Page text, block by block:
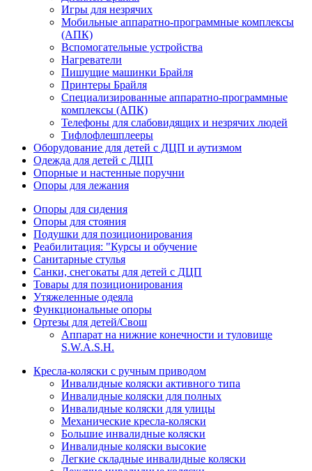
Игры для незрячих
Мобильные аппаратно-программные комплексы
(АПК)
Вспомогательные устройства
Нагреватели
Пишущие машинки Брайля
Принтеры Брайля
Специализированные аппаратно-программные
комплексы (АПК)
Телефоны для слабовидящих и незрячих людей
Тифлофлешплееры
Оборудование для детей с ДЦП и аутизмом
Одежда для детей с ДЦП
Опорные и настенные поручни
Опоры для лежания
Опоры для сидения
Опоры для стояния
Подушки для позиционирования
Реабилитация: "Курсы и обучение
Санитарные стулья
Санки, снегокаты для детей с ДЦП
Товары для позиционирования
Утяжеленные одеяла
Функциональные опоры
Ортезы для детей/Свош
Аппарат на нижние конечности и туловище
S.W.A.S.H.
Кресла-коляски с ручным приводом
Инвалидные коляски активного типа
Инвалидные коляски для полных
Инвалидные коляски для улицы
Механические кресла-коляски
Большие инвалидные коляски
Инвалидные коляски высокие
Легкие складные инвалидные коляски